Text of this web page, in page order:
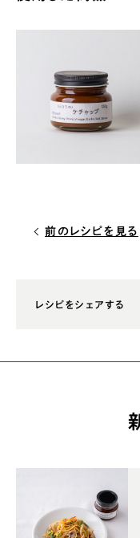
前のレシピを見る
レシピをシェアする